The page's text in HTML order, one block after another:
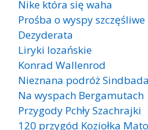
Nike która się waha
Prośba o wyspy szczęśliwe
Dezyderata
Liryki lozańskie
Konrad Wallenrod
Nieznana podróż
Na wyspach Bergamutach
Przygody Pchły Szachrajki
120 przygód Koziołka